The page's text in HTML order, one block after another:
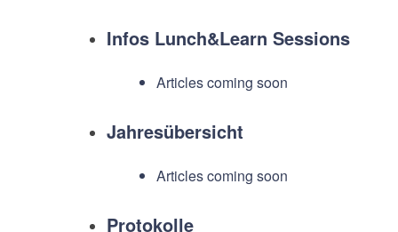
Infos Lunch&Learn Sessions
Articles coming soon
Jahresübersicht
Articles coming soon
Protokolle